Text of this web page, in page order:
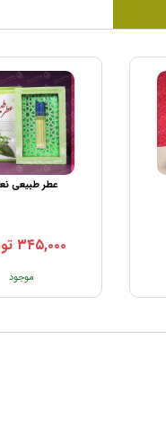
عطر طبیعی
۳۴۵,۰۰۰
موجود